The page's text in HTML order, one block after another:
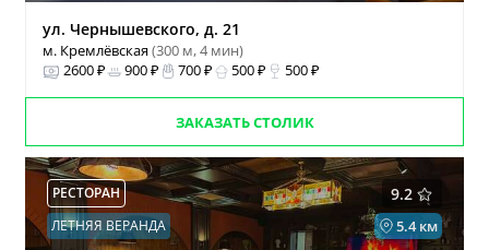
ул. Чернышевского, д. 21
м. Кремлёвская(300 м, 4 мин)
2600 ₽
900 ₽ 700 ₽ 500 ₽ 500 ₽
ЗАКАЗАТЬ СТОЛИК
9.2
РЕСТОРАН
5.4 км
ЛЕТНЯЯ ВЕРАНДА